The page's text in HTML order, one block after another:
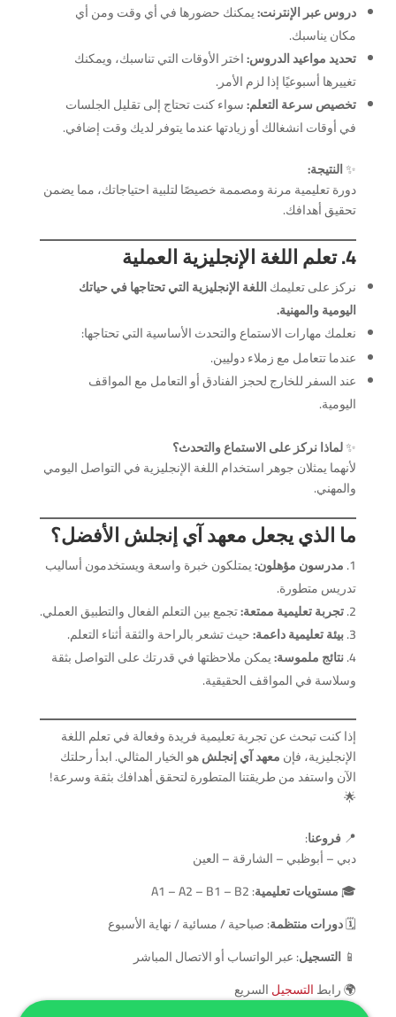
دروس عبر الإنترنت:يمكنك حضورها في أي وقت ومن أي
مكان يناسبك.
تحديد مواعيد الدروس:اختر الأوقات التي تناسبك، ويمكنك
تغييرها أسبوعيًا إذا لزم الأمر.
تخصيص سرعة التعلم:سواء كنت تحتاج إلى تقليل الجلسات
في أوقات انشغالك أو زيادتها عندما يتوفر لديك وقت إضافي.
✨النتيجة:
دورة تعليمية مرنة ومصممة خصيصًا لتلبية احتياجاتك، مما يضمن
تحقيق أهدافك.
4. تعلم اللغة الإنجليزية العملية
نركز على تعليمكاللغة الإنجليزية التي تحتاجها في حياتك
اليومية والمهنية.
نعلمك مهارات الاستماع والتحدث الأساسية التي تحتاجها:
عندما تتعامل مع زملاء دوليين.
عند السفر للخارج لحجز الفنادق أو التعامل مع المواقف
اليومية.
✨لماذا نركز على الاستماع والتحدث؟
لأنهما يمثلان جوهر استخدام اللغة الإنجليزية في التواصل اليومي
والمهني.
ما الذي يجعل معهد آي إنجلش الأفضل؟
مدرسون مؤهلون:يمتلكون خبرة واسعة ويستخدمون أساليب
تدريس متطورة.
تجربة تعليمية ممتعة:تجمع بين التعلم الفعال والتطبيق العملي.
بيئة تعليمية داعمة:حيث تشعر بالراحة والثقة أثناء التعلم.
نتائج ملموسة:يمكن ملاحظتها في قدرتك على التواصل بثقة
وسلاسة في المواقف الحقيقية.
إذا كنت تبحث عن تجربة تعليمية فريدة وفعالة في تعلم اللغة
الإنجليزية، فإنمعهد آي إنجلشهو الخيار المثالي. ابدأ رحلتك
الآن واستفد من طريقتنا المتطورة لتحقق أهدافك بثقة وسرعة!
🌟
📍فروعنا:
دبي – أبوظبي – الشارقة – العين
🎓مستويات تعليمية: A1 – A2 – B1 – B2
🗓️دورات منتظمة: صباحية / مسائية / نهاية الأسبوع
📱 التسجيل: عبر الواتساب أو الاتصال المباشر
🌍 رابطالتسجيلالسريع